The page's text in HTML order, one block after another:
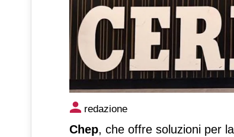
Ceres sceglie il
flussi di pallet
redazione
Chep, che offre soluzioni per la